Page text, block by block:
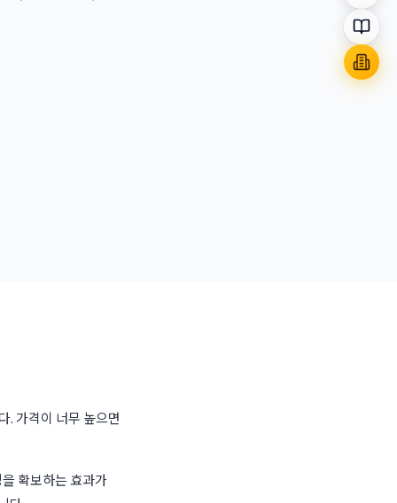
. 가격이 너무 높으면
확보하는 효과가